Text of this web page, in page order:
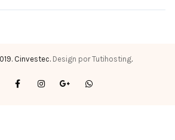
Cinvestec. Design por Tutihosting.